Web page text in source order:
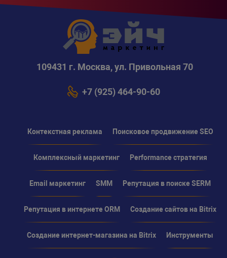
109431 г. Москва, ул. Привольная 70
+7 (925) 464-90-60
Контекстная реклама Поисковое продвижение SEO
Комплексный маркетинг Performance стратегия
Email маркетинг SMM Репутация в поиске SERM
Репутация в интернете ORM Создание сайтов на Bitrix
Создание интернет-магазина на Bitrix Инструменты